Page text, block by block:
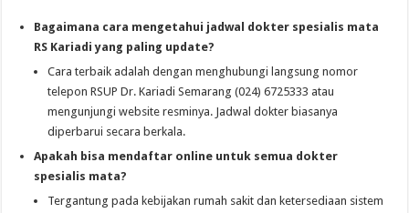
Bagaimana cara mengetahui jadwal dokter spesialis mata
RS Kariadi yang paling update?
Cara terbaik adalah dengan menghubungi langsung nomor
telepon RSUP Dr. Kariadi Semarang (024) 6725333 atau
mengunjungi website resminya. Jadwal dokter biasanya
diperbarui secara berkala.
Apakah bisa mendaftar online untuk semua dokter
spesialis mata?
Tergantung pada kebijakan rumah sakit dan ketersediaan sistem